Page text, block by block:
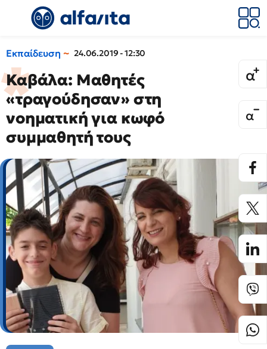
Εκπαίδευση 24.06.2019 - 12:30
Καβάλα: Μαθητές
«τραγούδησαν» στη
νοηματική για κωφό
συμμαθητή τους